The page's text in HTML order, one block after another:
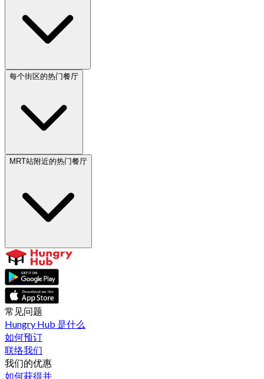
每个街区的热门餐厅
MRT站附近的热门餐厅
常见问题
Hungry Hub 是什么
如何预订
联络我们
我们的优惠
如何获得并